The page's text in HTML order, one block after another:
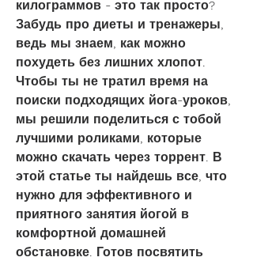
килограммов - это так просто?
Забудь про диеты и тренажеры,
ведь мы знаем, как можно
похудеть без лишних хлопот.
Чтобы ты не тратил время на
поиски подходящих йога-уроков,
мы решили поделиться с тобой
лучшими роликами, которые
можно скачать через торрент. В
этой статье ты найдешь все, что
нужно для эффективного и
приятного занятия йогой в
комфортной домашней
обстановке. Готов посвятить